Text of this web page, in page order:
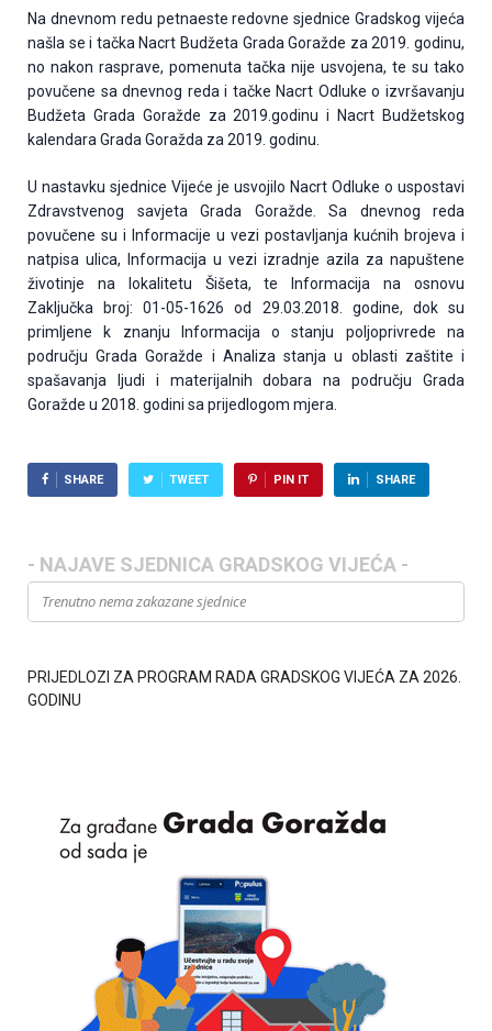
Na dnevnom redu petnaeste redovne sjednice Gradskog vijeća
našla se i tačka Nacrt Budžeta Grada Goražde za 2019. godinu,
no nakon rasprave, pomenuta tačka nije usvojena, te su tako
povučene sa dnevnog reda i tačke Nacrt Odluke o izvršavanju
Budžeta Grada Goražde za 2019.godinu i Nacrt Budžetskog
kalendara Grada Goražda za 2019. godinu.
U nastavku sjednice Vijeće je usvojilo Nacrt Odluke o uspostavi
Zdravstvenog savjeta Grada Goražde. Sa dnevnog reda
povučene su i Informacije u vezi postavljanja kućnih brojeva i
natpisa ulica, Informacija u vezi izradnje azila za napuštene
životinje na lokalitetu Šišeta, te Informacija na osnovu
Zaključka broj: 01-05-1626 od 29.03.2018. godine, dok su
primljene k znanju Informacija o stanju poljoprivrede na
području Grada Goražde i Analiza stanja u oblasti zaštite i
spašavanja ljudi i materijalnih dobara na području Grada
Goražde u 2018. godini sa prijedlogom mjera.
SHARE TWEET PIN IT SHARE
- NAJAVE SJEDNICA GRADSKOG VIJEĆA -
Trenutno nema zakazane sjednice
PRIJEDLOZI ZA PROGRAM RADA GRADSKOG VIJEĆA ZA 2026.
GODINU